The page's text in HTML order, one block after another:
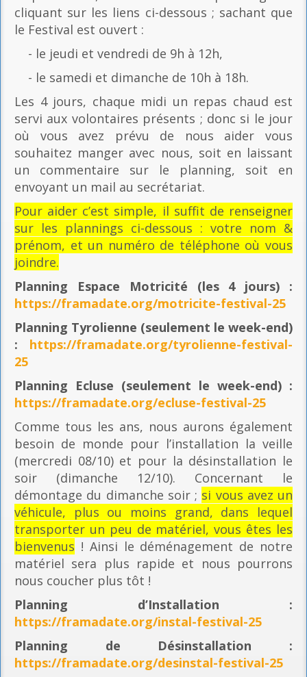
cliquant sur les liens ci-dessous ; sachant que
le Festival est ouvert :
- le jeudi et vendredi de 9h à 12h,
- le samedi et dimanche de 10h à 18h.
Les 4 jours, chaque midi un repas chaud est
servi aux volontaires présents ; donc si le jour
où vous avez prévu de nous aider vous
souhaitez manger avec nous, soit en laissant
un commentaire sur le planning, soit en
envoyant un mail au secrétariat.
Pour aider c’est simple, il suffit de renseigner
sur les plannings ci-dessous : votre nom &
prénom, et un numéro de téléphone où vous
joindre.
Planning Espace Motricité (les 4 jours) :
https://framadate.org/motricite-festival-25
Planning Tyrolienne (seulement le week-end)
: https://framadate.org/tyrolienne-festival-
25
Planning Ecluse (seulement le week-end) :
https://framadate.org/ecluse-festival-25
Comme tous les ans, nous aurons également
besoin de monde pour l’installation la veille
(mercredi 08/10) et pour la désinstallation le
soir (dimanche 12/10). Concernant le
démontage du dimanche soir ; si vous avez un
véhicule, plus ou moins grand, dans lequel
transporter un peu de matériel, vous êtes les
bienvenus ! Ainsi le déménagement de notre
matériel sera plus rapide et nous pourrons
nous coucher plus tôt !
Planning d’Installation :
https://framadate.org/instal-festival-25
Planning de Désinstallation :
https://framadate.org/desinstal-festival-25